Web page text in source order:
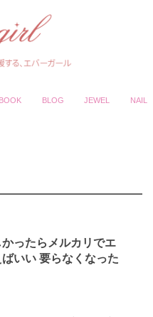
BOOK BLOG JEWEL NAIL
ったらメルカリでエ
いい 要らなくなった